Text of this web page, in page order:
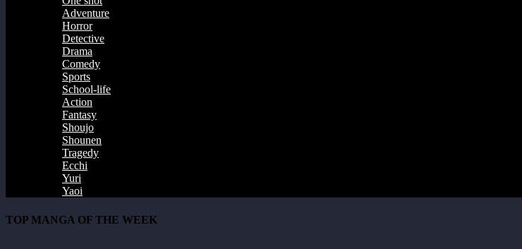
Adventure
Horror
Detective
Drama
Comedy
Sports
School-life
Action
Fantasy
Shoujo
Shounen
Tragedy
Ecchi
Yuri
Yaoi
TOP MANGA OF THE WEEK